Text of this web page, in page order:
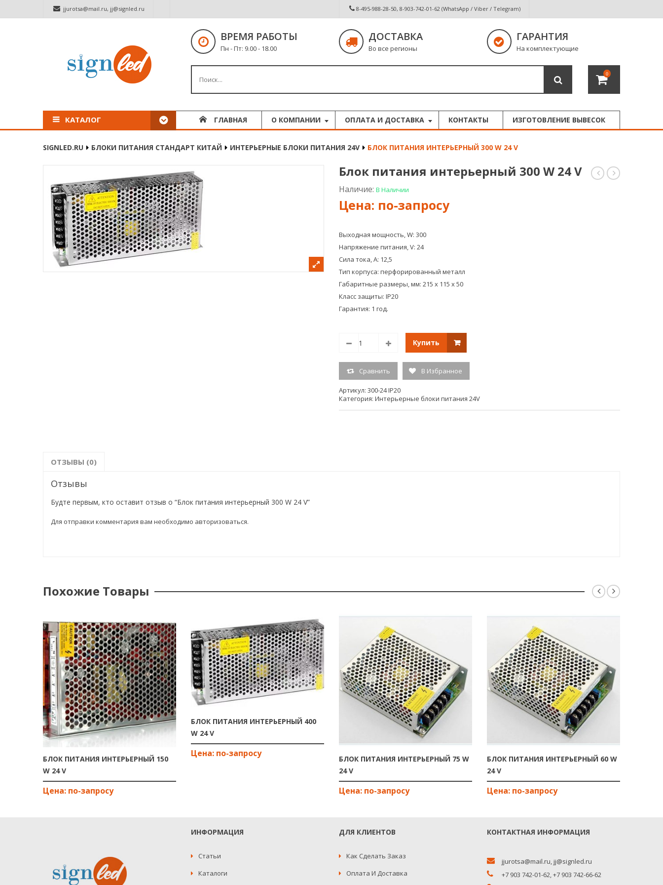
jjurotsa@mail.ru, jj@signled.ru 8-495-988-28-50, 8-903-742-01-62 (WhatsApp / Viber / Telegram)
ВРЕМЯ РАБОТЫ
Пн - Пт: 9.00 - 18.00
ДОСТАВКА
Во все регионы
ГАРАНТИЯ
На комплектующие
0
КАТАЛОГ ГЛАВНАЯ О КОМПАНИИ ОПЛАТА И ДОСТАВКА КОНТАКТЫ ИЗГОТОВЛЕНИЕ ВЫВЕСОК
SIGNLED.RU БЛОКИ ПИТАНИЯ СТАНДАРТ КИТАЙ ИНТЕРЬЕРНЫЕ БЛОКИ ПИТАНИЯ 24V БЛОК ПИТАНИЯ ИНТЕРЬЕРНЫЙ 300 W 24 V
питанияпитания
Блок питания интерьерный 300 W 24 V
Наличие: В Наличии
Выходная мощность, W: 300
Напряжение питания, V: 24
Сила тока, А: 12,5
Тип корпуса: перфорированный металл
Габаритные размеры, мм: 215 х 115 х 50
Класс защиты: IP20
Гарантия: 1 год.
Купить
Сравнить В Избранное
Артикул: 300-24 IP20
Категория: Интерьерные блоки питания 24V
ОТЗЫВЫ (0)
Отзывы
Будте первым, кто оставит отзыв о “Блок питания интерьерный 300 W 24 V”
Для отправки комментария вам необходимо авторизоваться.
Похожие Товары
БЛОК ПИТАНИЯ ИНТЕРЬЕРНЫЙ 150
W 24 V
БЛОК ПИТАНИЯ ИНТЕРЬЕРНЫЙ 400
W 24 V
БЛОК ПИТАНИЯ ИНТЕРЬЕРНЫЙ 75 W
24 V
БЛОК ПИТАНИЯ ИНТЕРЬЕРНЫЙ 60 W
24 V
ИНФОРМАЦИЯ
Статьи
Каталоги
ДЛЯ КЛИЕНТОВ
Как Сделать Заказ
Оплата И Доставка
КОНТАКТНАЯ ИНФОРМАЦИЯ
jjurotsa@mail.ru,jj@signled.ru
+7 903 742-01-62,+7 903 742-66-62